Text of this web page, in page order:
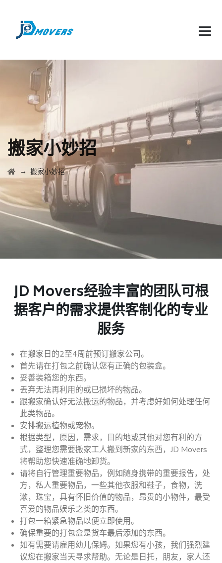
搬家小妙招
→ 搬家小妙招
JD Movers经验丰富的团队可根
据客户的需求提供客制化的专业
服务
在搬家日的2至4周前预订搬家公司。
首先请在打包之前确认您有正确的包装盒。
妥善装箱您的东西。
丢弃无法再利用的或已损坏的物品。
跟搬家确认好无法搬运的物品，并考虑好如何处理任何
此类物品。
安排搬运植物或宠物。
根据类型，原因，需求，目的地或其他对您有利的方
式，整理您需要搬家工人搬到新家的东西，JD Movers
将帮助您快速准确地卸货。
请将自行管理重要物品，例如随身携带的重要报告，处
方，私人重要物品，一些其他衣服和鞋子，食物，洗
漱，珠宝，具有怀旧价值的物品，昂贵的小物件，最受
喜爱的物品娱乐之类的东西。
打包一箱紧急物品以便立即使用。
确保重要的打包盒是货车最后添加的东西。
如有需要请雇用幼儿保姆。如果您有小孩，我们强烈建
议您在搬家当天寻求帮助。无论是日托，朋友，家人还